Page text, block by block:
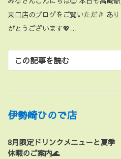
東口店のブログをご覧いただき あり
がとうございます💖…
この記事を読む
伊勢崎ひので店
8月限定ドリンクメニューと夏季
休暇のご案内🌊